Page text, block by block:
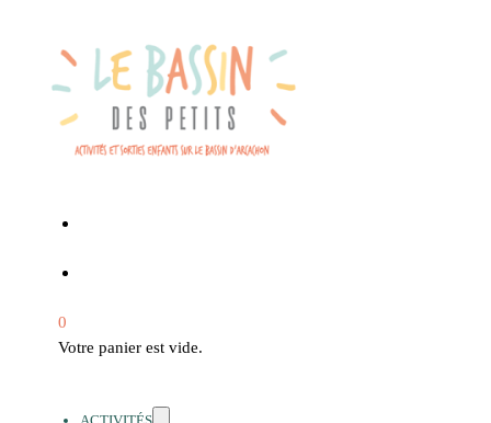
0
Votre panier est vide.